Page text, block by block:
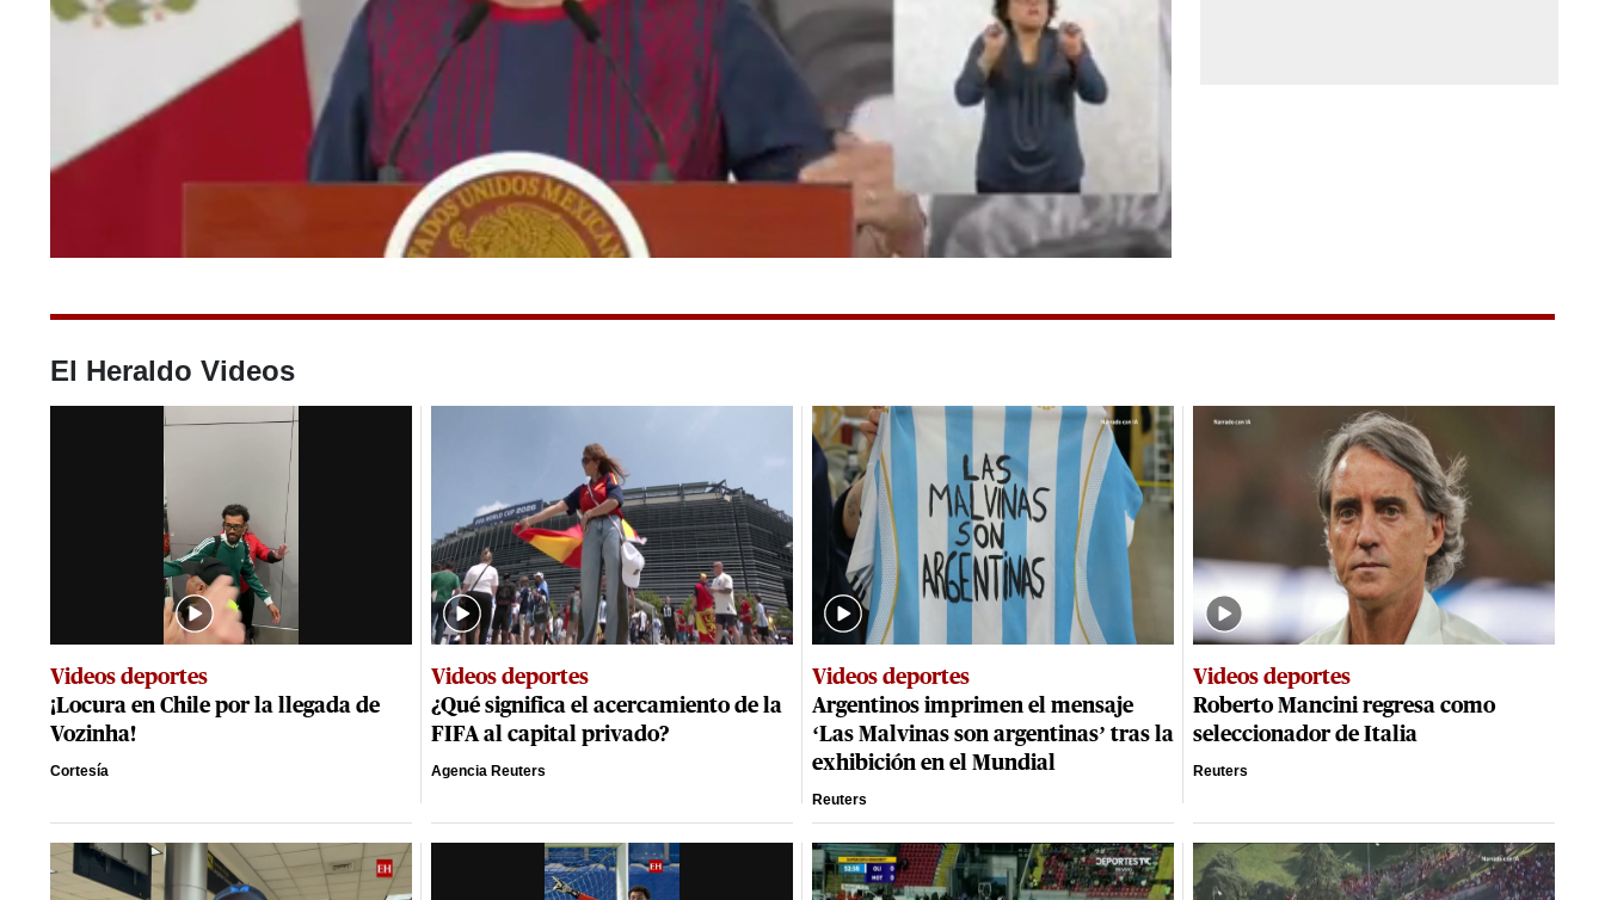
secondsVolume
El Heraldo Videos
Videos deportes
¡Locura en Chile por la llegada de
Vozinha!
Cortesía
Videos deportes
¿Qué significa el acercamiento de la
FIFA al capital privado?
Agencia Reuters
Videos deportes
Argentinos imprimen el mensaje
‘Las Malvinas son argentinas’ tras la
exhibición en el Mundial
Reuters
Videos deportes
Roberto Mancini regresa como
seleccionador de Italia
Reuters